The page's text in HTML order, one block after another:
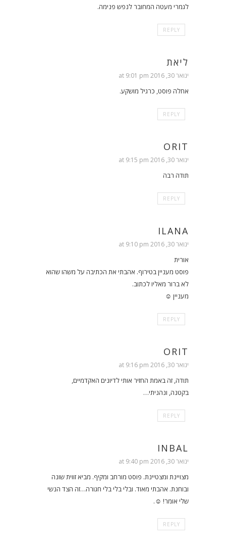
לגמרי מעטה המחובר לנפש פנימה.
REPLY
ליאת
ינואר 30, 2016 at 9:01 pm
אחלה פוסט, כרגיל מושקע.
REPLY
ORIT
ינואר 30, 2016 at 9:15 pm
תודה רבה
REPLY
ILANA
ינואר 30, 2016 at 9:10 pm
אורית
פוסט מעניין בטירוף. אהבתי את הכתיבה על משהו שהוא
לא ברור מאליו לכתוב.
מעניין ☺
REPLY
ORIT
ינואר 30, 2016 at 9:16 pm
תודה, זה באמת החזיר אותי לדיונים האקדמיים,
בקטנה, ונהניתי…
REPLY
INBAL
ינואר 30, 2016 at 9:40 pm
מצויינת ומצטיינת. פוסט מורחב ומקיף. מביא זווית שונה
ובוחנת. אהבתי מאוד. ובלי בלי בלי חגורה…זה הצד הנשי
שלי אומר! ☺️.
REPLY